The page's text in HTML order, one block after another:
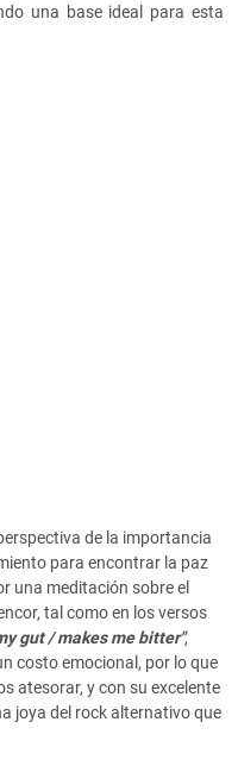
una base ideal para esta
de la importancia
para encontrar la paz
una meditación sobre el
tal como en los versos
gut / makes me bitter",
costo emocional, por lo que
atesorar, y con su excelente
joya del rock alternativo que